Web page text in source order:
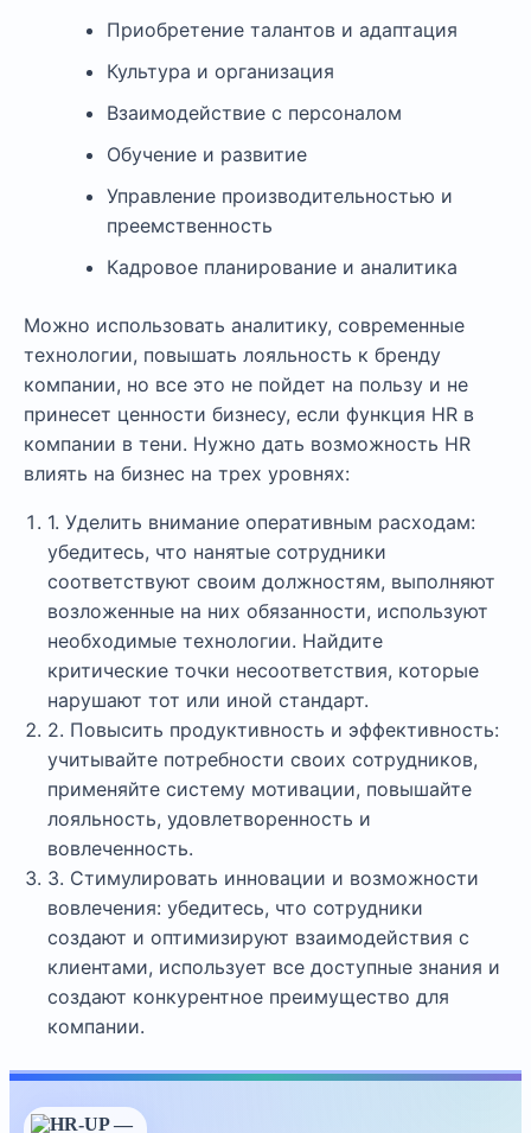
Приобретение талантов и адаптация
Культура и организация
Взаимодействие с персоналом
Обучение и развитие
Управление производительностью и
преемственность
Кадровое планирование и аналитика
Можно использовать аналитику, современные
технологии, повышать лояльность к бренду
компании, но все это не пойдет на пользу и не
принесет ценности бизнесу, если функция HR в
компании в тени. Нужно дать возможность HR
влиять на бизнес на трех уровнях:
1. Уделить внимание оперативным расходам:
убедитесь, что нанятые сотрудники
соответствуют своим должностям, выполняют
возложенные на них обязанности, используют
необходимые технологии. Найдите
критические точки несоответствия, которые
нарушают тот или иной стандарт.
2. Повысить продуктивность и эффективность:
учитывайте потребности своих сотрудников,
применяйте систему мотивации, повышайте
лояльность, удовлетворенность и
вовлеченность.
3. Стимулировать инновации и возможности
вовлечения: убедитесь, что сотрудники
создают и оптимизируют взаимодействия с
клиентами, использует все доступные знания и
создают конкурентное преимущество для
компании.